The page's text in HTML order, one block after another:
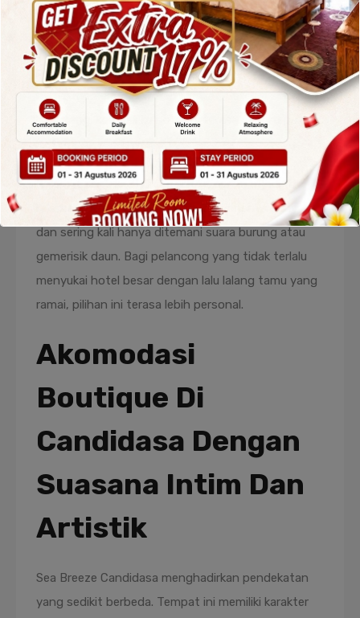
yang ingin menjelajah wilayah Karangasem. Dari sini,
perjalanan menuju berbagai destinasi alam seperti
perbukitan, desa tradisional, hingga spot snorkeling
hanya memerlukan waktu singkat. Setelah seharian
berkeliling, kembali ke hotel ini terasa seperti pulang
ke tempat yang nyaman.
Kolam renang kecil di tengah taman menjadi titik
relaksasi utama. Airnya jernih, suasananya sunyi,
dan sering kali hanya ditemani suara burung atau
gemerisik daun. Bagi pelancong yang tidak terlalu
menyukai hotel besar dengan lalu lalang tamu yang
ramai, pilihan ini terasa lebih personal.
Akomodasi
Boutique Di
Candidasa Dengan
Suasana Intim Dan
Artistik
Sea Breeze Candidasa menghadirkan pendekatan
yang sedikit berbeda. Tempat ini memiliki karakter